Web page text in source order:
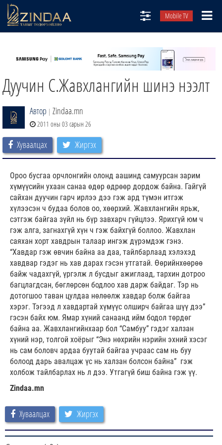
Mobile TV
ТВ8
ӨГЛӨӨНИЙ СОНИН
АУДИО ЗОХИОЛ
ЗИНДАА СЭТГҮҮЛ
Дуучин С.Жавхлангийн шинэ нээлт
Автор | Zindaa.mn
2011 оны 03 сарын 26
Хуваалцах Жиргэх
Ороо бусгаа орчлонгийн олонд аашинд самуурсан зарим
хүмүүсийн ухаан санаа өдөр өдрөөр дордож байна. Гайгүй
сайхан дуучин гарч ирлээ дээ гэж ард түмэн итгэж
хүлээсэн ч будаа болов оо, хөөрхий. Жавхлангийн ярьж,
сэтгэж байгаа зүйл нь бүр завхарч гүйцлээ. Ярихгүй юм ч
гэж алга, загнахгүй хүн ч гэж байхгүй боллоо. Жавхлан
саяхан хорт хавдрын талаар ингэж дүрэмдэж гэнэ.
“Хавдар гэж өвчин байна аа даа, тайлбарлаад хэлэхэд
хавдвар гэдэг нь хав дарах гэсэн утгатай. Өөрийнхөөрөө
байж чадахгүй, үргэлж л бусдыг ажиглаад, тархин дотроо
багцлагдсан, бөглөрсөн бодлоо хав дарж байдаг. Тэр нь
дотогшоо таван цулдаа нөлөөлж хавдар болж байгаа
хэрэг. Тэгээд л хавдартай хүмүүс олширч байгаа шүү дээ”
гэсэн байх юм. Ямар хүний санаанд ийм бодол төрдөг
байна аа. Жавхлангийнхаар бол “Самбуу” гэдэг халзан
хүний нэр, толгой хоёрыг “Энэ нөхрийн нэрийн эхний хэсэг
нь сам боловч ардаа буутай байгаа учраас сам нь буу
болоод дарь авалцаж үс нь халзан болсон байна” гэж
холбож тайлбарлах нь л дээ. Утгагүй биш байна гэж үү.
Zindaa.mn
Хуваалцах Жиргэх